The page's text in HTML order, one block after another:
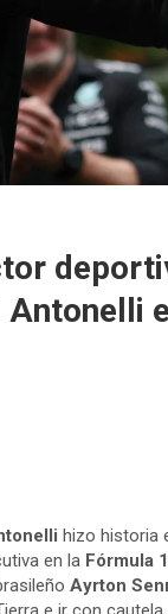
hizo historia
en la Fórmula 1
Ayrton